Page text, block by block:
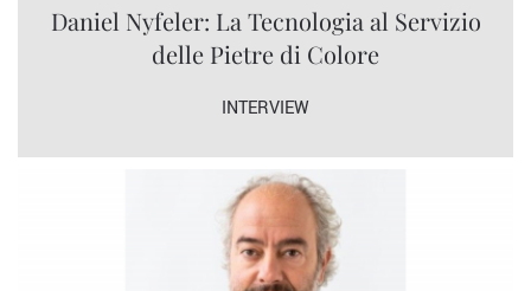
Daniel Nyfeler: La Tecnologia al Servizio
delle Pietre di Colore
INTERVIEW